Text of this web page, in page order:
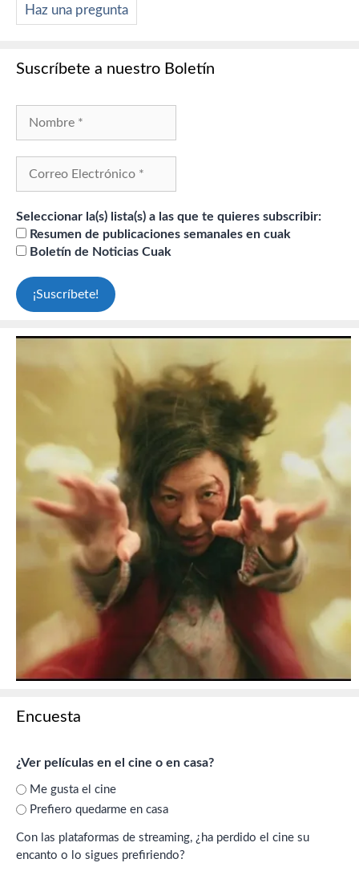
Haz una pregunta
Suscríbete a nuestro Boletín
Seleccionar la(s) lista(s) a las que te quieres subscribir:
Resumen de publicaciones semanales en cuak
Boletín de Noticias Cuak
Encuesta
¿Ver películas en el cine o en casa?
Me gusta el cine
Prefiero quedarme en casa
Con las plataformas de streaming, ¿ha perdido el cine su
encanto o lo sigues prefiriendo?